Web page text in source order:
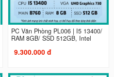
PC Văn Phòng PL006 | I5 13400/
RAM 8GB/ SSD 512GB, Intel
9.300.000 đ